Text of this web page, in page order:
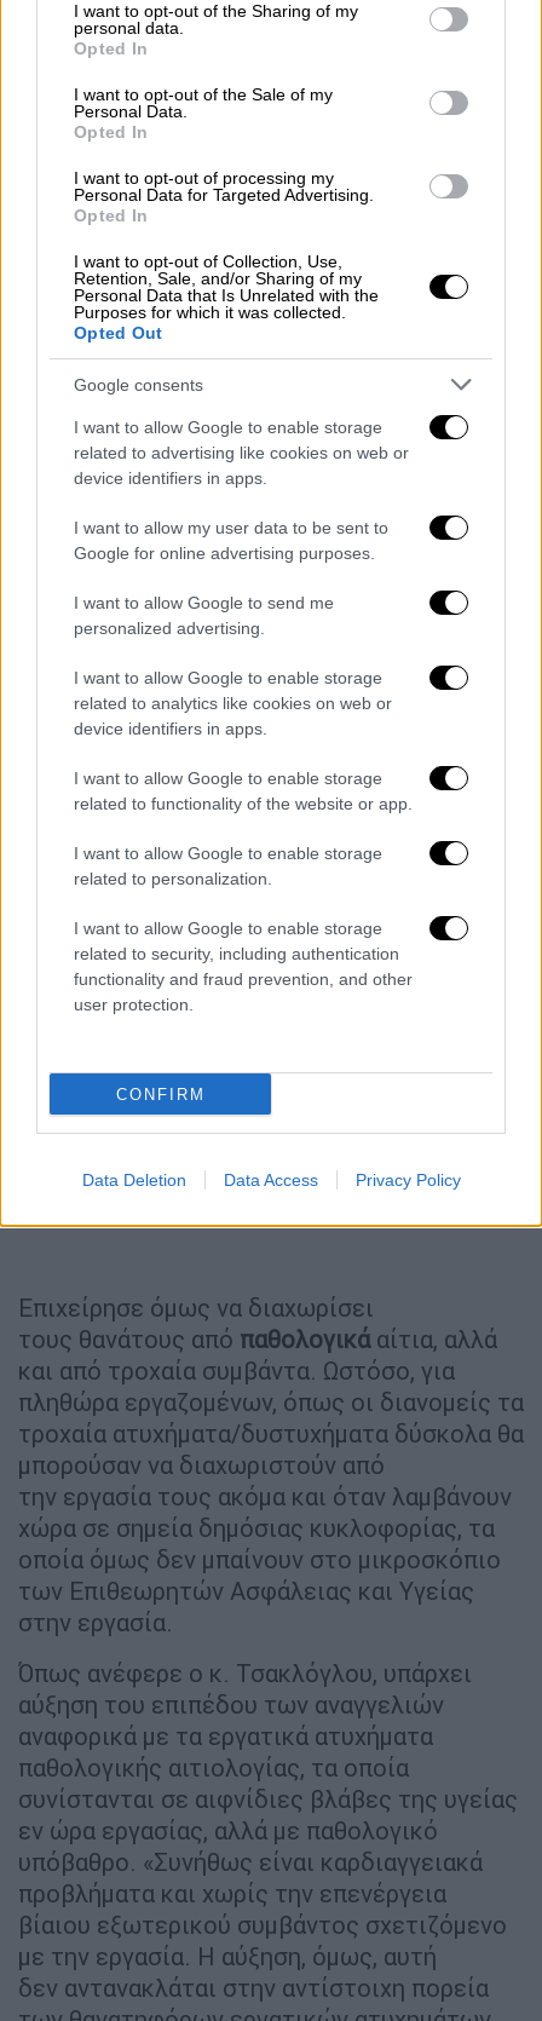
not limited to your visit or usage behaviour. You may click to
grant or deny consent to Google and its third-party tags to
use your data for below specified purposes in below Google
consent section.
I want to opt-out of the Sharing of my
personal data.
Opted In
I want to opt-out of the Sale of my
Personal Data.
Opted In
I want to opt-out of processing my
Personal Data for Targeted Advertising.
Opted In
I want to opt-out of Collection, Use,
Retention, Sale, and/or Sharing of my
Personal Data that Is Unrelated with the
Purposes for which it was collected.
Opted Out
Google consents
I want to allow Google to enable storage
related to advertising like cookies on web or
device identifiers in apps.
I want to allow my user data to be sent to
Google for online advertising purposes.
I want to allow Google to send me
personalized advertising.
I want to allow Google to enable storage
related to analytics like cookies on web or
device identifiers in apps.
I want to allow Google to enable storage
related to functionality of the website or app.
I want to allow Google to enable storage
related to personalization.
I want to allow Google to enable storage
related to security, including authentication
functionality and fraud prevention, and other
user protection.
CONFIRM
Data Deletion Data Access Privacy Policy
άνθρωποι τον χρόνο χάνουν τη ζωή τους από
ασθένειες που συνδέονται με το επάγγελμά
τους.
Το ζήτημα των εργατικών δυστυχημάτων
έχει φτάσει μέσω
ερωτήσεων βουλευτών επανειλημμένως στη
Βουλή. Ωστόσο, ο ρυθμός των απωλειών
μειωθεί. Αναφερόμενος στο θέμα ο
υφυπουργός Εργασίας, Παναγιώτης
Τσακλόγλου παραδέχτηκε ότι σύμφωνα με
τα στοιχεία της Επιθεώρησης Εργασίας, από
το 2015 μέχρι και τον Αύγουστο του 2022
παρατηρείται μια προοδευτική αύξηση στις
αναγγελίες των εργατικών ατυχημάτων
ήσσονος βαρύτητας, δηλαδή των μη
σοβαρών ή θανατηφόρων, την οποία
απέδωσε στην υποχρέωση των εργοδοτών
πλατφόρμα αναγγελιών του Ολοκληρωμένου
Πληροφοριακού Συστήματος του ΣΕΠΕ, το
οποίο τέθηκε σε λειτουργία την 1η
Ιανουαρίου 2018.
Επιχείρησε όμως να διαχωρίσει
τους θανάτους από παθολογικάαίτια, αλλά
και από τροχαία συμβάντα. Ωστόσο, για
πληθώρα εργαζομένων, όπως οι διανομείς τα
τροχαία ατυχήματα/δυστυχήματα δύσκολα θα
μπορούσαν να διαχωριστούν από
την εργασία τους ακόμα και όταν λαμβάνουν
χώρα σε σημεία δημόσιας κυκλοφορίας, τα
οποία όμως δεν μπαίνουν στο μικροσκόπιο
των Επιθεωρητών Ασφάλειας και Υγείας
στην εργασία.
Όπως ανέφερε ο κ. Τσακλόγλου, υπάρχει
αύξηση του επιπέδου των αναγγελιών
αναφορικά με τα εργατικά ατυχήματα
παθολογικής αιτιολογίας, τα οποία
συνίστανται σε αιφνίδιες βλάβες της υγείας
εν ώρα εργασίας, αλλά με παθολογικό
υπόβαθρο. «Συνήθως είναι καρδιαγγειακά
προβλήματα και χωρίς την επενέργεια
βίαιου εξωτερικού συμβάντος σχετιζόμενο
με την εργασία. Η αύξηση, όμως, αυτή
δεν αντανακλάται στην αντίστοιχη πορεία